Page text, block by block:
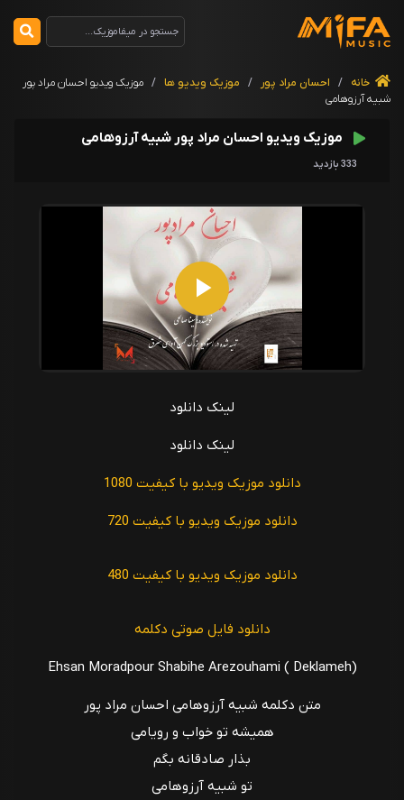
خانه / احسان مراد پور / موزیک ویدیو ها / موزیک ویدیو احسان مراد پور
شبیه آرزوهامی
موزیک ویدیو احسان مراد پور شبیه آرزوهامی
333 بازدید
P
l
i
e
o
لینک دانلود
لینک دانلود
دانلود موزیک ویدیو با کیفیت 1080
دانلود موزیک ویدیو با کیفیت 720
دانلود موزیک ویدیو با کیفیت 480
دانلود فایل صوتی دکلمه
Ehsan Moradpour Shabihe Arezouhami ( Deklameh)
متن دکلمه شبیه آرزوهامی احسان مراد پور
همیشه تو خواب و رویامی
بذار صادقانه بگم
تو شبیه آرزوهامی